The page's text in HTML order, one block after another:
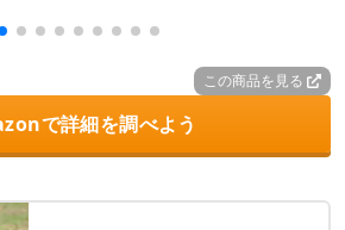
この商品を見る
で詳細を調べよう